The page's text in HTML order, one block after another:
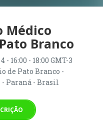
Médico
Branco
- 16:00 - 18:00 GMT-3
de Pato Branco -
Paraná - Brasil